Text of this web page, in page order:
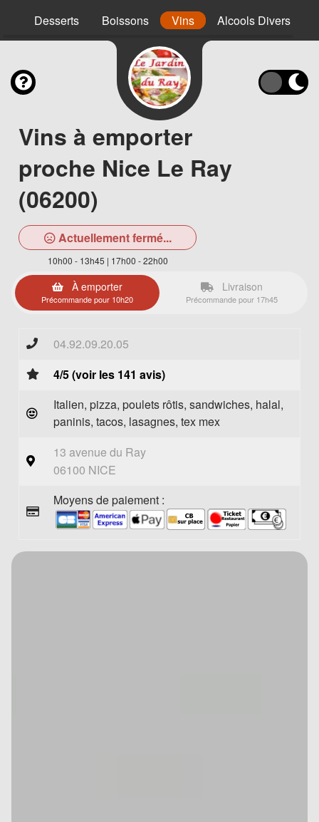
Desserts Boissons Vins Alcools Divers
Vins à emporter
proche Nice Le Ray
(06200)
Actuellement fermé...
10h00 - 13h45 | 17h00 - 22h00
À emporter
Précommande pour 10h20
Livraison
Précommande pour 17h45
04.92.09.20.05
4/5 (voir les 141 avis)
Italien, pizza, poulets rôtis, sandwiches, halal,
paninis, tacos, lasagnes, tex mex
13 avenue du Ray
06100 NICE
Moyens de paiement :